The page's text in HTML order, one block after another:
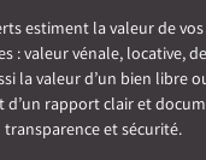
estiment la valeur de
: valeur vénale, locative,
la valeur d’un bien libre
d’un rapport clair et
transparence et sécurité.